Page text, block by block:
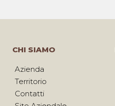
CHI SIAMO
Azienda
Territorio
Contatti